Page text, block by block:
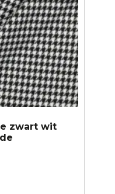
zwart wit